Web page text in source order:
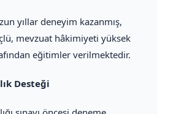
yıllar deneyim kazanmış,
mevzuat hâkimiyeti yüksek
eğitimler verilmektedir.
Desteği